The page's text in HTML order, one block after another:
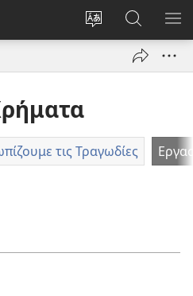
Αλλαγή
γλώσσας
ιστότοπου
Σύνδεση
(ανοίγει
παράθυρο)
στο
JW.ORG
τις Τραγωδίες